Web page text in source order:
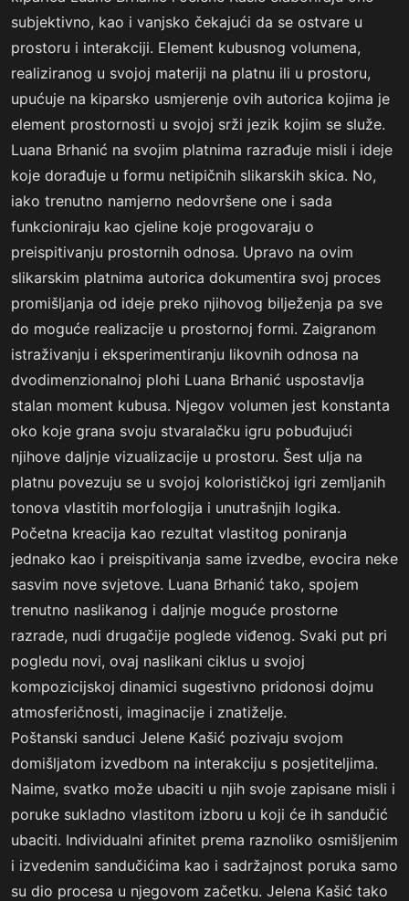
subjektivno, kao i vanjsko čekajući da se ostvare u
prostoru i interakciji. Element kubusnog volumena,
realiziranog u svojoj materiji na platnu ili u prostoru,
upućuje na kiparsko usmjerenje ovih autorica kojima je
element prostornosti u svojoj srži jezik kojim se služe.
Luana Brhanić na svojim platnima razrađuje misli i ideje
koje dorađuje u formu netipičnih slikarskih skica. No,
iako trenutno namjerno nedovršene one i sada
funkcioniraju kao cjeline koje progovaraju o
preispitivanju prostornih odnosa. Upravo na ovim
slikarskim platnima autorica dokumentira svoj proces
promišljanja od ideje preko njihovog bilježenja pa sve
do moguće realizacije u prostornoj formi. Zaigranom
istraživanju i eksperimentiranju likovnih odnosa na
dvodimenzionalnoj plohi Luana Brhanić uspostavlja
stalan moment kubusa. Njegov volumen jest konstanta
oko koje grana svoju stvaralačku igru pobuđujući
njihove daljnje vizualizacije u prostoru. Šest ulja na
platnu povezuju se u svojoj kolorističkoj igri zemljanih
tonova vlastitih morfologija i unutrašnjih logika.
Početna kreacija kao rezultat vlastitog poniranja
jednako kao i preispitivanja same izvedbe, evocira neke
sasvim nove svjetove. Luana Brhanić tako, spojem
trenutno naslikanog i daljnje moguće prostorne
razrade, nudi drugačije poglede viđenog. Svaki put pri
pogledu novi, ovaj naslikani ciklus u svojoj
kompozicijskoj dinamici sugestivno pridonosi dojmu
atmosferičnosti, imaginacije i znatiželje.
Poštanski sanduci Jelene Kašić pozivaju svojom
domišljatom izvedbom na interakciju s posjetiteljima.
Naime, svatko može ubaciti u njih svoje zapisane misli i
poruke sukladno vlastitom izboru u koji će ih sandučić
ubaciti. Individualni afinitet prema raznoliko osmišljenim
i izvedenim sandučićima kao i sadržajnost poruka samo
su dio procesa u njegovom začetku. Jelena Kašić tako